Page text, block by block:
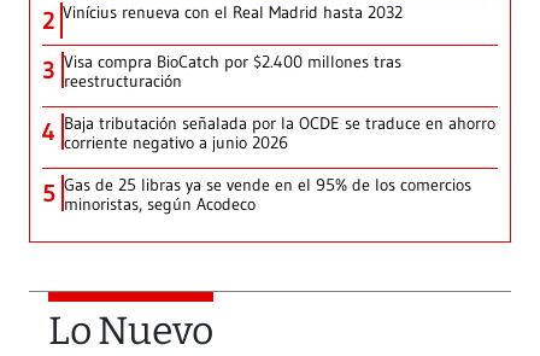
2 Vinícius renueva con el Real Madrid hasta 2032
3 Visa compra BioCatch por $2.400 millones tras
reestructuración
4 Baja tributación señalada por la OCDE se traduce en ahorro
corriente negativo a junio 2026
5 Gas de 25 libras ya se vende en el 95% de los comercios
minoristas, según Acodeco
Lo Nuevo